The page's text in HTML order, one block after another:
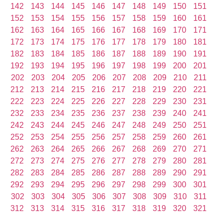
142
143 144 145 146 147 148 149 150
151
152
153 154 155 156 157 158 159 160
161
162
163 164 165 166 167 168 169 170
171
172
173 174 175 176 177 178 179 180
181
182
183 184 185 186 187 188 189 190
191
192
193 194 195 196 197 198 199 200
201
202
203 204 205 206 207 208 209 210
211
212
213 214 215 216 217 218 219 220
221
222
223 224 225 226 227 228 229 230
231
232
233 234 235 236 237 238 239 240
241
242
243 244 245 246 247 248 249 250
251
252
253 254 255 256 257 258 259 260
261
262
263 264 265 266 267 268 269 270
271
272
273 274 275 276 277 278 279 280
281
282
283 284 285 286 287 288 289 290
291
292
293 294 295 296 297 298 299 300
301
302
303 304 305 306 307 308 309 310
311
312
313 314 315 316 317 318 319 320
321